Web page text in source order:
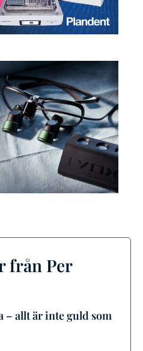
från Per
– allt är inte guld som